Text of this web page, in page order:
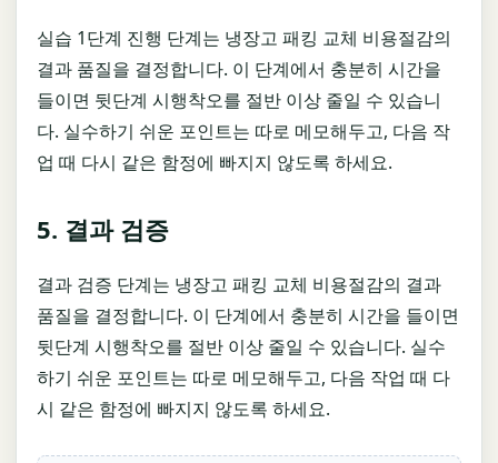
실습 1단계 진행 단계는 냉장고 패킹 교체 비용절감의
결과 품질을 결정합니다. 이 단계에서 충분히 시간을
들이면 뒷단계 시행착오를 절반 이상 줄일 수 있습니
다. 실수하기 쉬운 포인트는 따로 메모해두고, 다음 작
업 때 다시 같은 함정에 빠지지 않도록 하세요.
5. 결과 검증
결과 검증 단계는 냉장고 패킹 교체 비용절감의 결과
품질을 결정합니다. 이 단계에서 충분히 시간을 들이면
뒷단계 시행착오를 절반 이상 줄일 수 있습니다. 실수
하기 쉬운 포인트는 따로 메모해두고, 다음 작업 때 다
시 같은 함정에 빠지지 않도록 하세요.